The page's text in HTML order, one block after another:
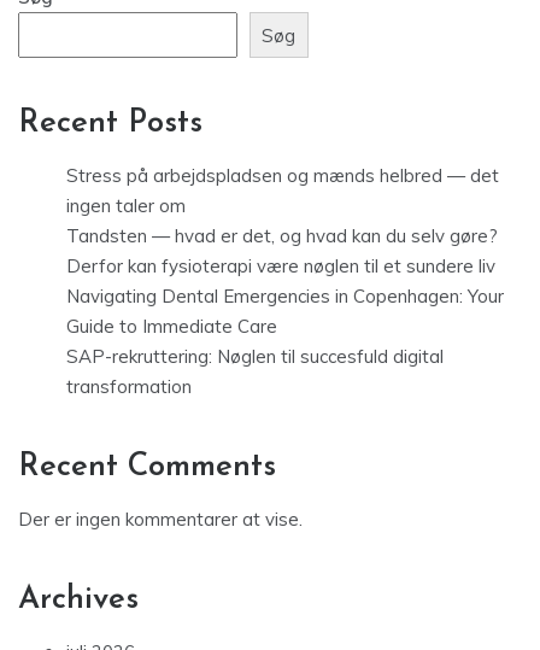
Søg
Recent Posts
Stress på arbejdspladsen og mænds helbred — det
ingen taler om
Tandsten — hvad er det, og hvad kan du selv gøre?
Derfor kan fysioterapi være nøglen til et sundere liv
Navigating Dental Emergencies in Copenhagen: Your
Guide to Immediate Care
SAP-rekruttering: Nøglen til succesfuld digital
transformation
Recent Comments
Der er ingen kommentarer at vise.
Archives